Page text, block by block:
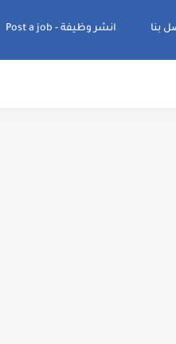
بنا انشر وظيفة - Post a job